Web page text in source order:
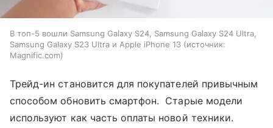
В топ-5 вошли Samsung Galaxy S24, Samsung Galaxy S24 Ultra,
Samsung Galaxy S23 Ultra и Apple iPhone 13
источник:
Magnific.com
Трейд-ин становится для покупателей привычным
способом обновить смартфон. Старые модели
используют как часть оплаты новой техники.